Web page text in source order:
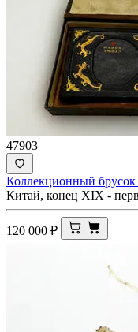
47903
Коллекционный
Китай, конец XIX -
120 000 ₽